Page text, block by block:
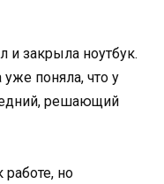
и закрыла ноутбук.
поняла, что у
решающий
работе, но